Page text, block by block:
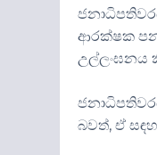
ආරක්ෂක
උල්ලංඝනය
බවත්, ඒ